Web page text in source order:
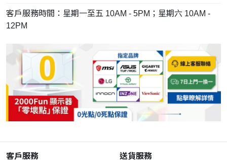
客戶服務時間：星期一至五 10AM - 5PM；星期六 10AM -
12PM
客戶服務 送貨服務